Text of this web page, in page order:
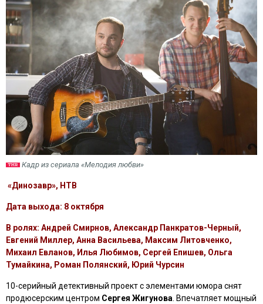
Кадр из сериала «Мелодия любви»
«Динозавр», НТВ
Дата выхода: 8 октября
В ролях: Андрей Смирнов, Александр Панкратов-Черный,
Евгений Миллер, Анна Васильева, Максим Литовченко,
Михаил Евланов, Илья Любимов, Сергей Епишев, Ольга
Тумайкина, Роман Полянский, Юрий Чурсин
10-серийный детективный проект с элементами юмора снят
продюсерским центром Сергея Жигунова. Впечатляет мощный